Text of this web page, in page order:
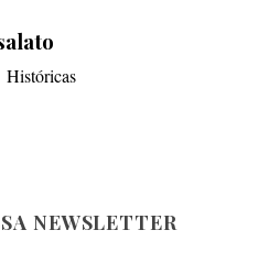
Históricas
NEWSLETTER